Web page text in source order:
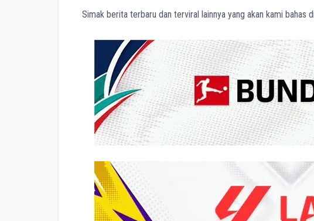
Simak berita terbaru dan terviral lainnya yang akan kami bahas